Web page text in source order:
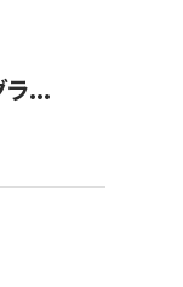
ラ...